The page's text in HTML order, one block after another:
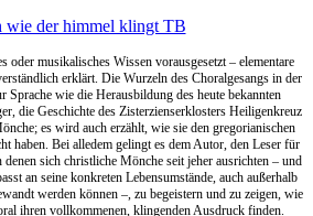
musikalisches Wissen vorausgesetzt – elementare
erklärt. Die Wurzeln des Choralgesangs in der
Sprache wie die Herausbildung des heute bekannten
die Geschichte des Zisterzienserklosters Heiligenkreuz
es wird auch erzählt, wie sie den gregorianischen
haben. Bei alledem gelingt es dem Autor, den Leser für
sich christliche Mönche seit jeher ausrichten – und
an seine konkreten Lebensumstände, auch außerhalb
werden können –, zu begeistern und zu zeigen, wie
ihren vollkommenen, klingenden Ausdruck finden.